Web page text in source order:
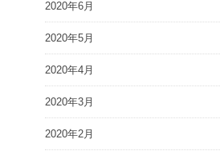
2020年6月
2020年5月
2020年4月
2020年3月
2020年2月